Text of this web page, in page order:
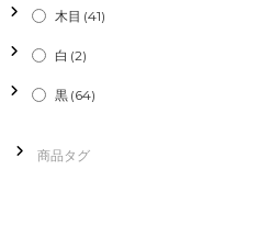
木目 (41)
白 (2)
黒 (64)